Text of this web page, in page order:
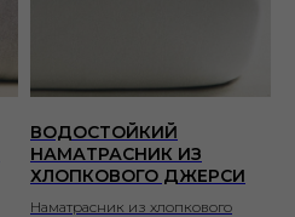
ВОДОСТОЙКИЙ
НАМАТРАСНИК ИЗ
ХЛОПКОВОГО ДЖЕРСИ
Наматрасник из хлопкового